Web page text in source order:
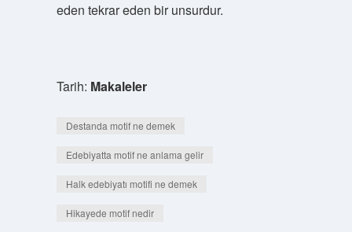
eden tekrar eden bir unsurdur.
Tarih: Makaleler
Destanda motif ne demek
Edebiyatta motif ne anlama gelir
Halk edebiyatı motifi ne demek
Hikayede motif nedir